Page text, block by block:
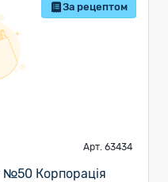
За рецептом
Арт. 63434
№50 Корпорація